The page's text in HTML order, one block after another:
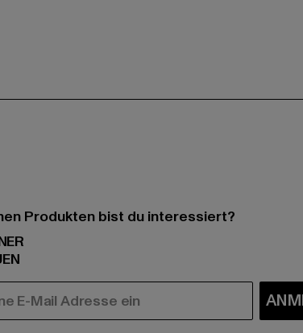
Produkten bist du interessiert?